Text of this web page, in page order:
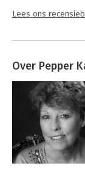
Lees ons
Over Pepper